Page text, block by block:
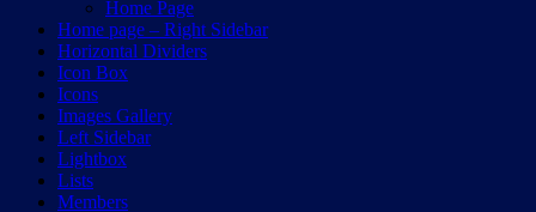
Home Page
Home page – Right Sidebar
Horizontal Dividers
Icon Box
Icons
Images Gallery
Left Sidebar
Lightbox
Lists
Members